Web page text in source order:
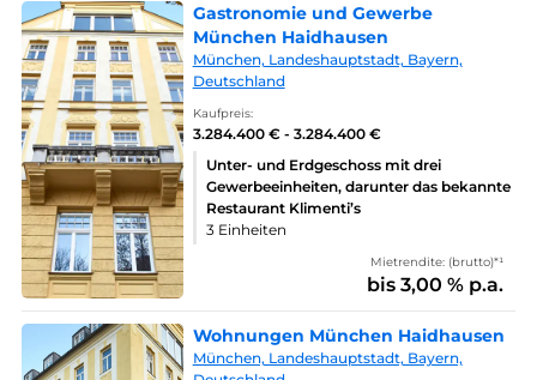
Gastronomie und Gewerbe
München Haidhausen
München, Landeshauptstadt, Bayern,
Deutschland
Kaufpreis:
3.284.400 € - 3.284.400 €
Unter- und Erdgeschoss mit drei
Gewerbeeinheiten, darunter das bekannte
Restaurant Klimenti’s
3 Einheiten
Mietrendite: (brutto)*¹
bis 3,00 % p.a.
Wohnungen München Haidhausen
München, Landeshauptstadt, Bayern,